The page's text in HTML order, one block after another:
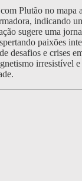
Plutão no mapa
indicando
sugere uma
paixões
desafios e crises
irresistível